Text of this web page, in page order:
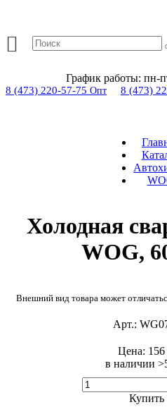
График работы: пн-
8 (473) 220-57-75 Опт 8 (473)
Холодная
WOG,
Внешний вид товара может
Арт.:
в наличии
Цена: 156
Купить